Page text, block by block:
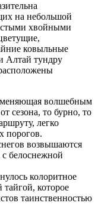
на небольшой
хвойными
ковыльные
Алтай тундру
меняющая волшебным
сезона, то бурно, то
легко
порогов.
возвышаются
с белоснежной
колоритное
тайгой, которое
таинственностью